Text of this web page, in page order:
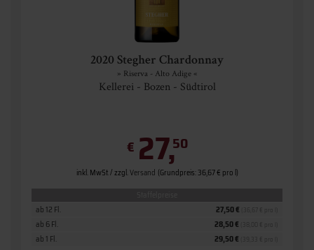
2020 Stegher Chardonnay
» Riserva - Alto Adige «
Kellerei - Bozen - Südtirol
€ 27,50
inkl. MwSt. / zzgl.Versand (Grundpreis: 36,67 € pro l)
ab 1 Fl. 29,50 €
ab 6 Fl. 28,50 €
ab 12 Fl. 27,50 €